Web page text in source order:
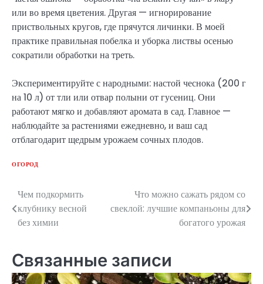
или во время цветения. Другая — игнорирование
приствольных кругов, где прячутся личинки. В моей
практике правильная побелка и уборка листвы осенью
сократили обработки на треть.
Экспериментируйте с народными: настой чеснока (200 г
на 10 л) от тли или отвар полыни от гусениц. Они
работают мягко и добавляют аромата в сад. Главное —
наблюдайте за растениями ежедневно, и ваш сад
отблагодарит щедрым урожаем сочных плодов.
ОГОРОД
Навигация
по
Чем подкормить
клубнику весной
без химии
Что можно сажать рядом со
свеклой: лучшие компаньоны для
богатого урожая
Связанные записи